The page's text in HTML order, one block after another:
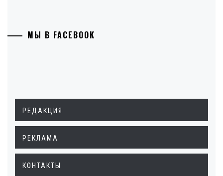
МЫ В FACEBOOK
РЕДАКЦИЯ
РЕКЛАМА
КОНТАКТЫ